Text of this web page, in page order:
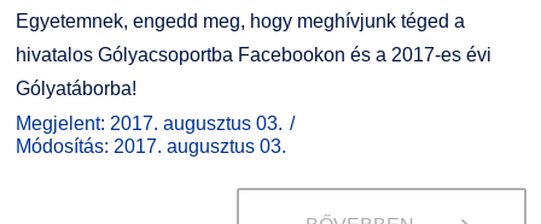
Egyetemnek, engedd meg, hogy meghívjunk téged a
hivatalos Gólyacsoportba Facebookon és a 2017-es évi
Gólyatáborba!
Megjelent: 2017. augusztus 03.
Módosítás: 2017. augusztus 03.